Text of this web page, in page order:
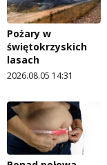
Pożary w
świętokrzyskich
lasach
2026.08.05 14:31